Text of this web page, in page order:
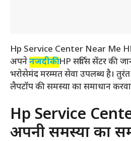
Hp Service Center Near Me
अपनेनजदीकीHP सर्विस सेंटर की
भरोसेमंद मरम्मत सेवा उपलब्ध है।
लैपटॉप की समस्या का समाधान
Hp Service
अपनी समस्या का